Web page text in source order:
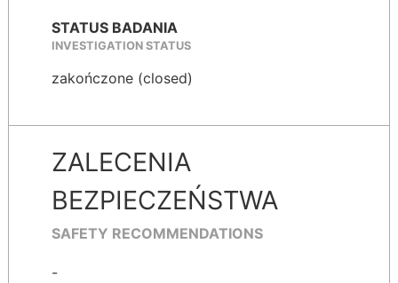
STATUS BADANIA
INVESTIGATION STATUS
zakończone (closed)
ZALECENIA
BEZPIECZEŃSTWA
SAFETY RECOMMENDATIONS
-